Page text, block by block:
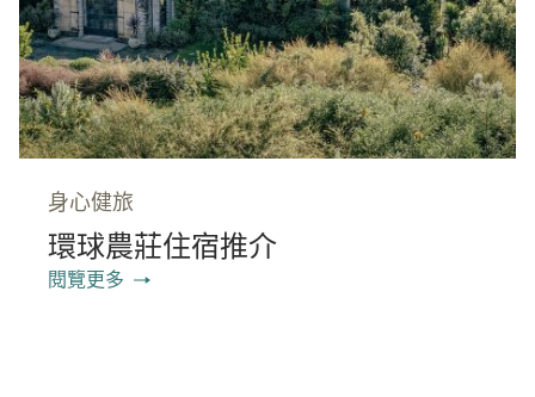
身心健旅
環球農莊住宿推介
閱覽更多